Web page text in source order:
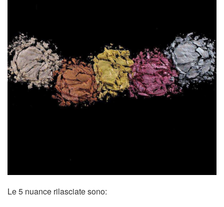
Le 5 nuance rilasciate sono: